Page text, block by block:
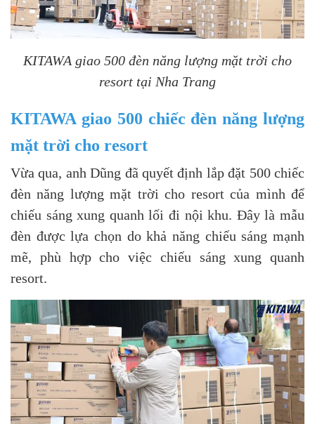
KITAWA giao 500 đèn năng lượng mặt trời cho
resort tại Nha Trang
KITAWA giao 500 chiếc đèn năng lượng
mặt trời cho resort
Vừa qua, anh Dũng đã quyết định lắp đặt 500 chiếc
đèn năng lượng mặt trời cho resort của mình để
chiếu sáng xung quanh lối đi nội khu. Đây là mẫu
đèn được lựa chọn do khả năng chiếu sáng mạnh
mẽ, phù hợp cho việc chiếu sáng xung quanh
resort.